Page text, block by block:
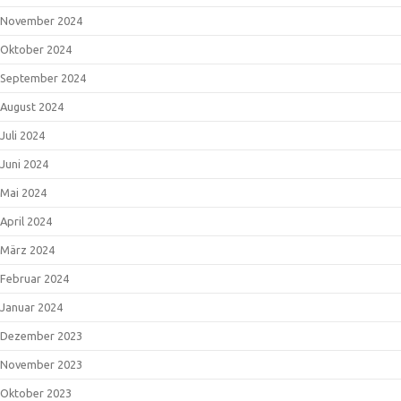
November 2024
Oktober 2024
September 2024
August 2024
Juli 2024
Juni 2024
Mai 2024
April 2024
März 2024
Februar 2024
Januar 2024
Dezember 2023
November 2023
Oktober 2023